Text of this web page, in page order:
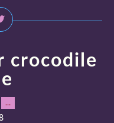
crocodile
…